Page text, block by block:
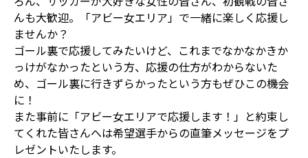
んも大歓迎。「アビー女エリア」で一緒に楽しく応援し
ませんか？
ゴール裏で応援してみたいけど、これまでなかなかきか
っけがなかったという方、応援の仕方がわからないた
め、ゴール裏に行きずらかったという方もぜひこの機会
に！
また事前に「アビー女エリアで応援します！」と約束し
てくれた皆さんへは希望選手からの直筆メッセージをプ
レゼントいたします。